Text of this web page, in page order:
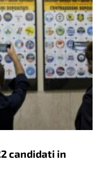
candidati in